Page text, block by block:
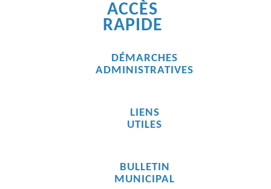
ACCÈS
RAPIDE
DÉMARCHES
ADMINISTRATIVES
LIENS
UTILES
BULLETIN
MUNICIPAL